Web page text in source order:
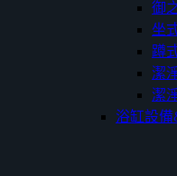
御
坐
蹲
潔
潔
浴缸設